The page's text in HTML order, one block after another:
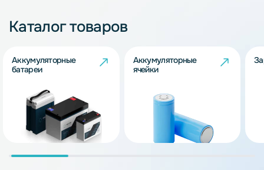
Каталог товаров
Аккумуляторные
батареи
Аккумуляторные
ячейки